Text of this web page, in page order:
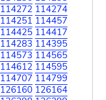
114272 114274
114251 114457
114425 114417
114283 114395
114573 114565
114612 114595
114707 114799
126160 126164